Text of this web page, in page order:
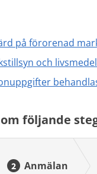
på förorenad
och
följande
Anmälan